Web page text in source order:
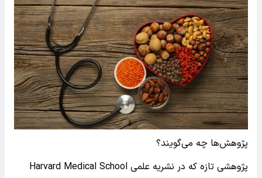
پژوهش‌ها چه می‌گویند؟
پژوهشی تازه که در نشریه علمی Harvard Medical School